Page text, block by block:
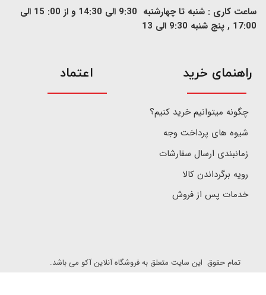
ساعت کاری : شنبه تا چهارشنبه 9:30 الی 14:30 و از 00: 15 الی
17:00 , پنج شنبه 9:30 الی 13
​راهنمای خرید
چگونه میتوانیم خرید کنیم؟
شیوه های پرداخت وجه
زمانبندی ارسال سفارشات
رویه برگرداندن کالا
خدمات پس از فروش
تمام حقوق این سایت متعلق به فروشگاه آنلاین آکو می باشد.
اعتماد